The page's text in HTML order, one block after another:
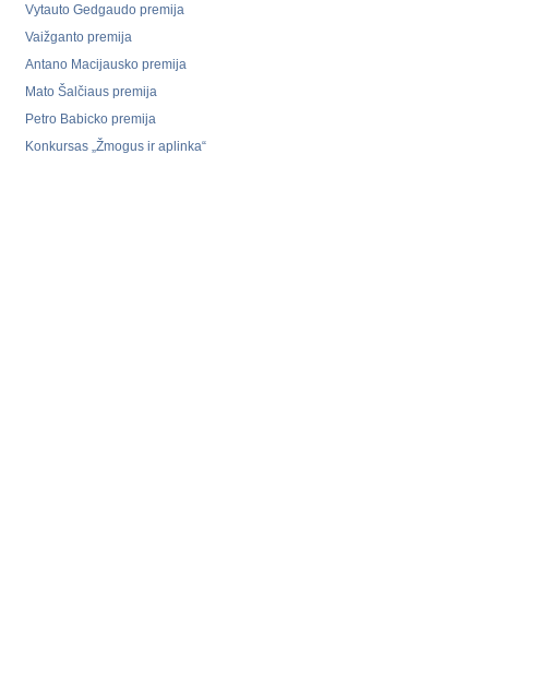
Vytauto Gedgaudo premija
Vaižganto premija
Antano Macijausko premija
Mato Šalčiaus premija
Petro Babicko premija
Konkursas „Žmogus ir aplinka“